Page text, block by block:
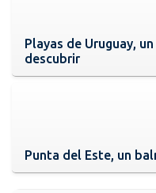
Playas de Uruguay,
descubrir
Punta del Este, un